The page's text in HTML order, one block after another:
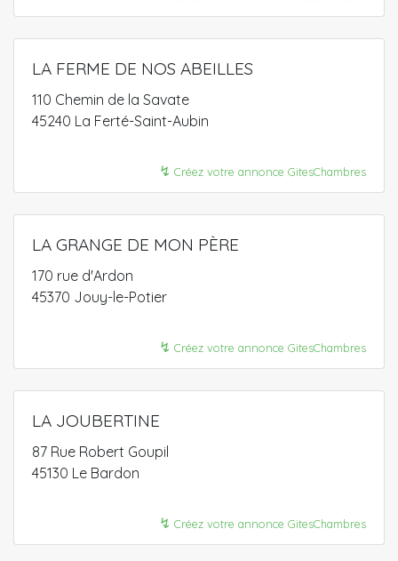
LA FERME DE NOS ABEILLES
110 Chemin de la Savate
45240 La Ferté-Saint-Aubin
↯ Créez votre annonce GitesChambres
LA GRANGE DE MON PÈRE
170 rue d'Ardon
45370 Jouy-le-Potier
↯ Créez votre annonce GitesChambres
LA JOUBERTINE
87 Rue Robert Goupil
45130 Le Bardon
↯ Créez votre annonce GitesChambres